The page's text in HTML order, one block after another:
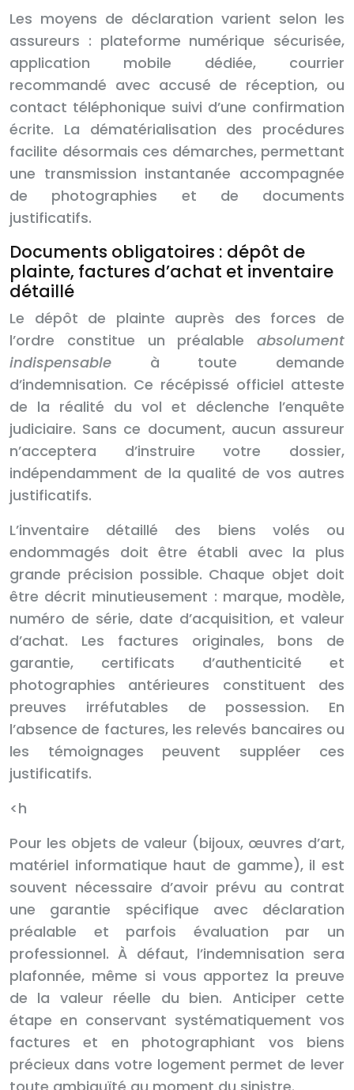
Les moyens de déclaration varient selon les
assureurs : plateforme numérique sécurisée,
application mobile dédiée, courrier
recommandé avec accusé de réception, ou
contact téléphonique suivi d’une confirmation
écrite. La dématérialisation des procédures
facilite désormais ces démarches, permettant
une transmission instantanée accompagnée
de photographies et de documents
justificatifs.
Documents obligatoires : dépôt de
plainte, factures d’achat et inventaire
détaillé
Le dépôt de plainte auprès des forces de
l’ordre constitue un préalable absolument
indispensable à toute demande
d’indemnisation. Ce récépissé officiel atteste
de la réalité du vol et déclenche l’enquête
judiciaire. Sans ce document, aucun assureur
n’acceptera d’instruire votre dossier,
indépendamment de la qualité de vos autres
justificatifs.
L’inventaire détaillé des biens volés ou
endommagés doit être établi avec la plus
grande précision possible. Chaque objet doit
être décrit minutieusement : marque, modèle,
numéro de série, date d’acquisition, et valeur
d’achat. Les factures originales, bons de
garantie, certificats d’authenticité et
photographies antérieures constituent des
preuves irréfutables de possession. En
l’absence de factures, les relevés bancaires ou
les témoignages peuvent suppléer ces
justificatifs.
<h
Pour les objets de valeur (bijoux, œuvres d’art,
matériel informatique haut de gamme), il est
souvent nécessaire d’avoir prévu au contrat
une garantie spécifique avec déclaration
préalable et parfois évaluation par un
professionnel. À défaut, l’indemnisation sera
plafonnée, même si vous apportez la preuve
de la valeur réelle du bien. Anticiper cette
étape en conservant systématiquement vos
factures et en photographiant vos biens
précieux dans votre logement permet de lever